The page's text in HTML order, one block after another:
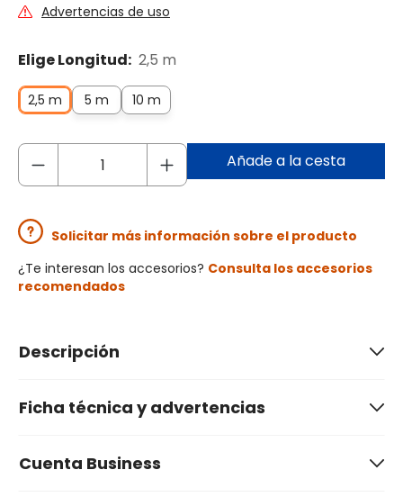
Advertencias de uso
Elige Longitud: 2,5 m
2,5 m 5 m 10 m
Añade a la cesta
Solicitar más información sobre el producto
¿Te interesan los accesorios? Consulta los accesorios
recomendados
Descripción
Ficha técnica y advertencias
Cuenta Business